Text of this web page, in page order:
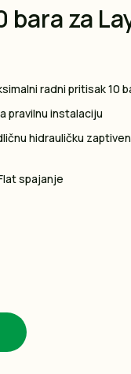
bara za
radni pritisak 10
pravilnu instalaciju
hidrauličku
spajanje